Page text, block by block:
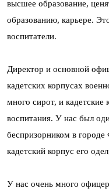
высшее образование,
образованию, карьере.
воспитатели.
Директор и основной
кадетских корпусах
много сирот, и кадетские
воспитания. У нас был
беспризорником в
кадетский корпус его
У нас очень много